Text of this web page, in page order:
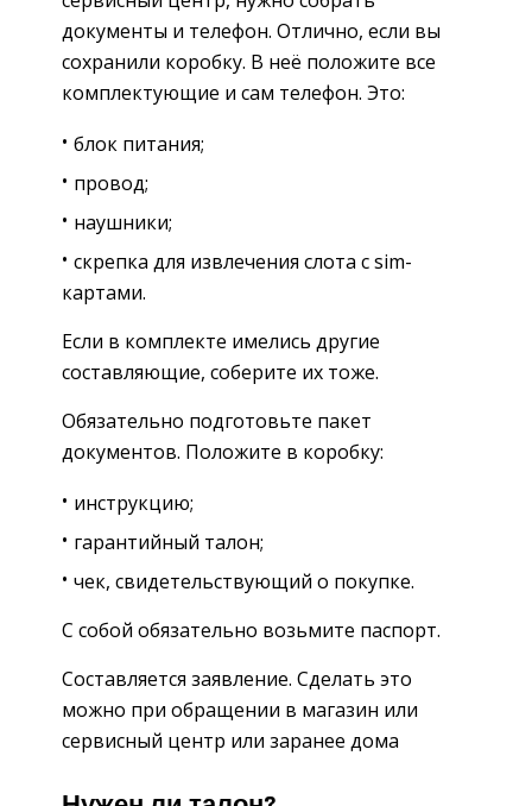
документы и телефон. Отлично, если вы
сохранили коробку. В неё положите все
комплектующие и сам телефон. Это:
блок питания;
провод;
наушники;
скрепка для извлечения слота с sim-
картами.
Если в комплекте имелись другие
составляющие, соберите их тоже.
Обязательно подготовьте пакет
документов. Положите в коробку:
инструкцию;
гарантийный талон;
чек, свидетельствующий о покупке.
С собой обязательно возьмите паспорт.
Составляется заявление. Сделать это
можно при обращении в магазин или
сервисный центр или заранее дома